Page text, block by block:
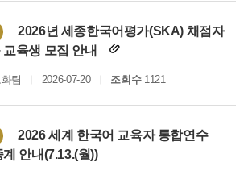
2026년 세종한국어평가(SKA) 채점자
육생 모집 안내
팀 2026-07-20 조회수1121
2026 세계 한국어 교육자 통합연수
안내(7.13.(월))